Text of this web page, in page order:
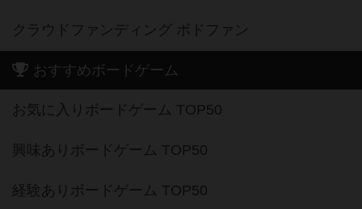
クラウドファンディング ボドファン
おすすめボードゲーム
お気に入りボードゲーム TOP50
興味ありボードゲーム TOP50
経験ありボードゲーム TOP50